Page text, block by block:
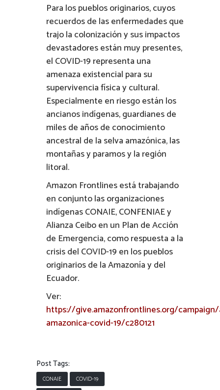
Para los pueblos originarios, cuyos
recuerdos de las enfermedades que
trajo la colonización y sus impactos
devastadores están muy presentes,
el COVID-19 representa una
amenaza existencial para su
supervivencia física y cultural.
Especialmente en riesgo están los
ancianos indígenas, guardianes de
miles de años de conocimiento
ancestral de la selva amazónica, las
montañas y paramos y la región
litoral.
Amazon Frontlines está trabajando
en conjunto las organizaciones
indígenas CONAIE, CONFENIAE y
Alianza Ceibo en un Plan de Acción
de Emergencia, como respuesta a la
crisis del COVID-19 en los pueblos
originarios de la Amazonía y del
Ecuador.
Ver:
https://give.amazonfrontlines.org/
amazonica-covid-19/c280121
Post Tags:
CONAIE
COVID-19